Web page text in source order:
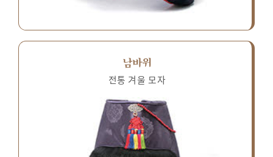
남바위
전통 겨울 모자